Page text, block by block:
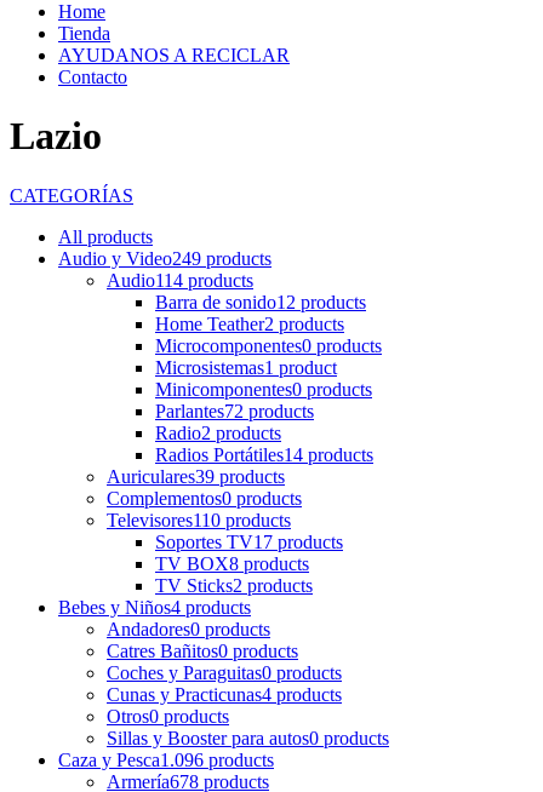
Home
Tienda
AYUDANOS A RECICLAR
Contacto
Lazio
CATEGORÍAS
All products
Audio y Video249 products
Audio114 products
Barra de sonido12 products
Home Teather2 products
Microcomponentes0 products
Microsistemas1 product
Minicomponentes0 products
Parlantes72 products
Radio2 products
Radios Portátiles14 products
Auriculares39 products
Complementos0 products
Televisores110 products
Soportes TV17 products
TV BOX8 products
TV Sticks2 products
Bebes y Niños4 products
Andadores0 products
Catres Bañitos0 products
Coches y Paraguitas0 products
Cunas y Practicunas4 products
Otros0 products
Sillas y Booster para autos0 products
Caza y Pesca1.096 products
Armería678 products